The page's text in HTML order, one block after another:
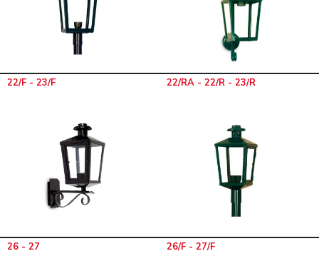
22/F - 23/F 22/RA - 22/R - 23/R
26 - 27 26/F - 27/F